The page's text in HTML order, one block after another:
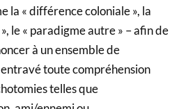
la « différence coloniale », la
le « paradigme autre » – afin de
à un ensemble de
toute compréhension
telles que